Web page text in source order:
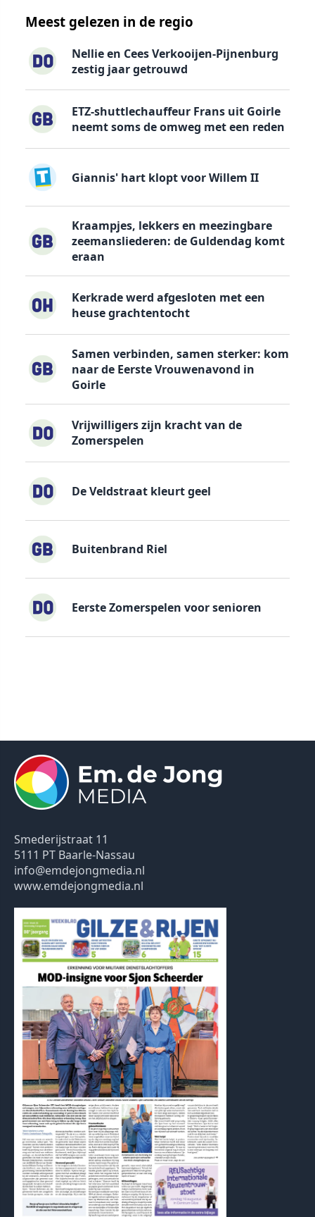
Meest gelezen in de regio
Nellie en Cees Verkooijen-Pijnenburg
zestig jaar getrouwd
ETZ-shuttlechauffeur Frans uit Goirle
neemt soms de omweg met een reden
Giannis' hart klopt voor Willem II
Kraampjes, lekkers en meezingbare
zeemansliederen: de Guldendag komt
eraan
Kerkrade werd afgesloten met een
heuse grachtentocht
Samen verbinden, samen sterker: kom
naar de Eerste Vrouwenavond in
Goirle
Vrijwilligers zijn kracht van de
Zomerspelen
De Veldstraat kleurt geel
Buitenbrand Riel
Eerste Zomerspelen voor senioren
Smederijstraat 11
5111 PT Baarle-Nassau
info@emdejongmedia.nl
www.emdejongmedia.nl